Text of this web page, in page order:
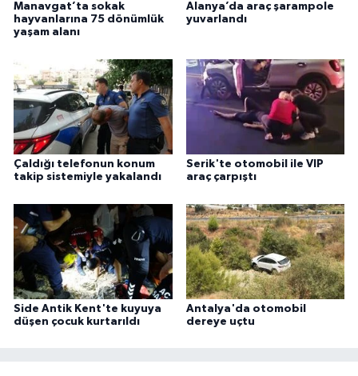
Manavgat’ta sokak
hayvanlarına 75 dönümlük
yaşam alanı
Alanya’da araç şarampole
yuvarlandı
Çaldığı telefonun konum
takip sistemiyle yakalandı
Serik'te otomobil ile VIP
araç çarpıştı
Side Antik Kent'te kuyuya
düşen çocuk kurtarıldı
Antalya'da otomobil
dereye uçtu